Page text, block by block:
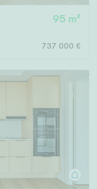
95 m²
737 000 €